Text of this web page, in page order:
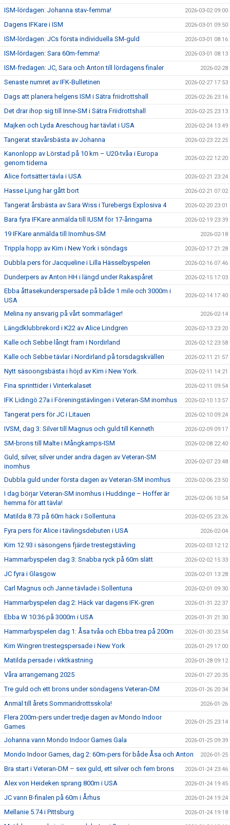
ISM-lördagen: Johanna stav-femma! 2026-03-02 09:00
Dagens IFKare i ISM 2026-03-01 09:50
ISM-lördagen: JCs första individuella SM-guld 2026-03-01 08:16
ISM-lördagen: Sara 60m-femma! 2026-03-01 08:13
ISM-fredagen: JC, Sara och Anton till lördagens finaler 2026-02-28
Senaste numret av IFK-Bulletinen 2026-02-27 17:53
Dags att planera helgens ISM i Sätra friidrottshall 2026-02-26 23:16
Det drar ihop sig till Inne-SM i Sätra Friidrottshall 2026-02-25 23:13
Majken och Lyda Areschoug har tävlat i USA 2026-02-24 13:49
Tangerat stavårsbästa av Johanna 2026-02-23 22:25
Kanonlopp av Lörstad på 10 km – U20-tvåa i Europa
genom tiderna
2026-02-22 12:20
Alice fortsätter tävla i USA 2026-02-21 23:24
Hasse Ljung har gått bort 2026-02-21 07:02
Tangerat årsbästa av Sara Wiss i Turebergs Explosiva 4 2026-02-20 23:01
Bara fyra IFKare anmälda till IUSM för 17-åringarna 2026-02-19 23:39
19 IFKare anmälda till Inomhus-SM 2026-02-18
Trippla hopp av Kim i New York i söndags 2026-02-17 21:28
Dubbla pers för Jacqueline i Lilla Hässelbyspelen 2026-02-16 07:46
Dunderpers av Anton HH i längd under Rakaspåret 2026-02-15 17:03
Ebba åttasekunderspersade på både 1 mile och 3000m i
USA
2026-02-14 17:40
Melina ny ansvarig på vårt sommarläger! 2026-02-14
Längdklubbrekord i K22 av Alice Lindgren 2026-02-13 23:20
Kalle och Sebbe långt fram i Nordirland 2026-02-12 23:58
Kalle och Sebbe tävlar i Nordirland på torsdagskvällen 2026-02-11 21:57
Nytt säsoongsbästa i höjd av Kim i New York. 2026-02-11 14:21
Fina sprinttider i Vinterkalaset 2026-02-11 09:54
IFK Lidingö 27a i Föreningstävlingen i Veteran-SM inomhus 2026-02-10 13:57
Tangerat pers för JC i Litauen 2026-02-10 09:24
IVSM, dag 3: Silver till Magnus och guld till Kenneth 2026-02-09 09:17
SM-brons till Malte i Mångkamps-ISM 2026-02-08 22:40
Guld, silver, silver under andra dagen av Veteran-SM
inomhus
2026-02-07 23:48
Dubbla guld under första dagen av Veteran-SM inomhus 2026-02-06 23:50
I dag börjar Veteran-SM inomhus i Huddinge – Hoffer är
hemma för att tävla!
2026-02-06 10:54
Matilda 8.73 på 60m häck i Sollentuna 2026-02-05 23:26
Fyra pers för Alice i tävlingsdebuten i USA 2026-02-04
Kim 12.93 i säsongens fjärde trestegstävling 2026-02-03 12:12
Hammarbyspelen dag 3: Snabba ryck på 60m slätt 2026-02-02 15:33
JC fyra i Glasgow 2026-02-01 13:28
Carl Magnus och Janne tävlade i Sollentuna 2026-02-01 09:30
Hammarbyspelen dag 2: Häck var dagens IFK-gren 2026-01-31 22:37
Ebba W 10:36 på 3000m i USA 2026-01-31 21:30
Hammarbyspelen dag 1: Åsa tvåa och Ebba trea på 200m 2026-01-30 23:54
Kim Wingren trestegspersade i New York 2026-01-29 17:00
Matilda persade i viktkastning 2026-01-28 09:12
Våra arrangemang 2025 2026-01-27 20:35
Tre guld och ett brons under söndagens Veteran-DM 2026-01-26 20:34
Anmäl till årets Sommaridrottsskola! 2026-01-26
Flera 200m-pers under tredje dagen av Mondo Indoor
Games
2026-01-25 23:14
Johanna vann Mondo Indoor Games Gala 2026-01-25 09:39
Mondo Indoor Games, dag 2: 60m-pers för både Åsa och Anton 2026-01-25
Bra start i Veteran-DM – sex guld, ett silver och fem brons 2026-01-24 23:46
Alex von Heideken sprang 800m i USA 2026-01-24 19:45
JC vann B-finalen på 60m i Århus 2026-01-24 19:24
Mellanie 5.74 i Pittsburg 2026-01-24 19:18